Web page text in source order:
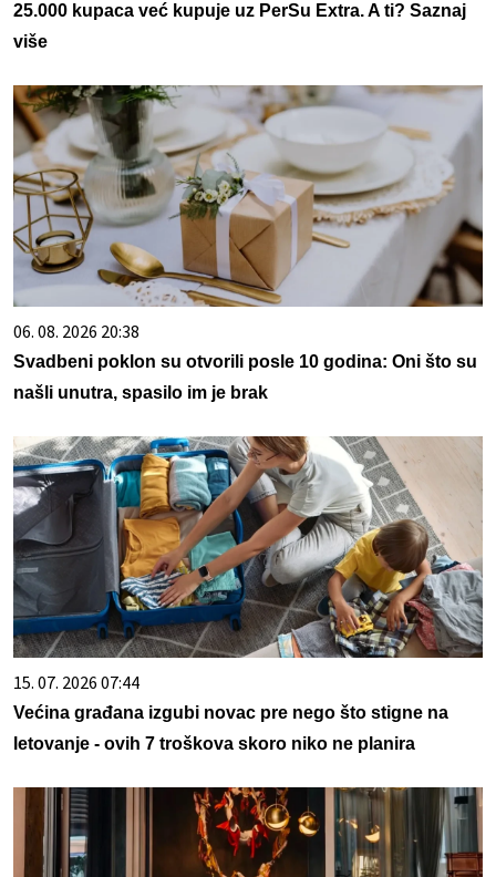
25.000 kupaca već kupuje uz PerSu Extra. A ti? Saznaj
više
06. 08. 2026 20:38
Svadbeni poklon su otvorili posle 10 godina: Oni što su
našli unutra, spasilo im je brak
15. 07. 2026 07:44
Većina građana izgubi novac pre nego što stigne na
letovanje - ovih 7 troškova skoro niko ne planira